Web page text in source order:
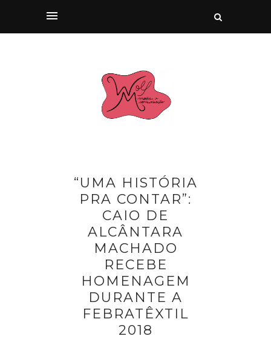
“UMA HISTÓRIA
PRA CONTAR”:
CAIO DE
ALCÂNTARA
MACHADO
RECEBE
HOMENAGEM
DURANTE A
FEBRATÊXTIL
2018